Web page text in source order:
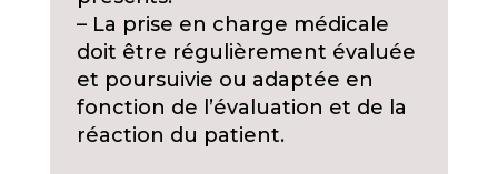
– La prise en charge médicale
doit être régulièrement évaluée
et poursuivie ou adaptée en
fonction de l’évaluation et de la
réaction du patient.